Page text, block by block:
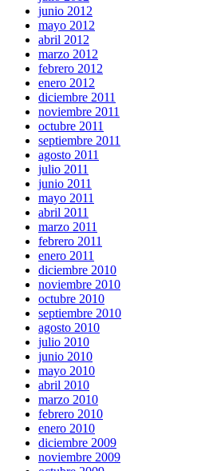
junio 2012
mayo 2012
abril 2012
marzo 2012
febrero 2012
enero 2012
diciembre 2011
noviembre 2011
octubre 2011
septiembre 2011
agosto 2011
julio 2011
junio 2011
mayo 2011
abril 2011
marzo 2011
febrero 2011
enero 2011
diciembre 2010
noviembre 2010
octubre 2010
septiembre 2010
agosto 2010
julio 2010
junio 2010
mayo 2010
abril 2010
marzo 2010
febrero 2010
enero 2010
diciembre 2009
noviembre 2009